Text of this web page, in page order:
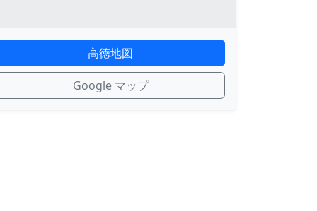
高徳地図
Google マップ